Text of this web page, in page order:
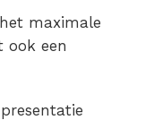
maximale
ook een